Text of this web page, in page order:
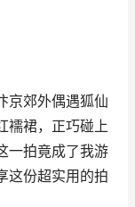
京郊外偶遇狐仙
襦裙，正巧碰上
一拍竟成了我游
这份超实用的拍